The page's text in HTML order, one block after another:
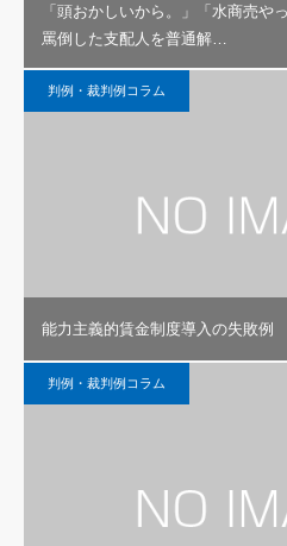
「頭おかしいから。」「水商売や
罵倒した支配人を普通解…
判例・裁判例コラム
能力主義的賃金制度導入の失敗例
判例・裁判例コラム